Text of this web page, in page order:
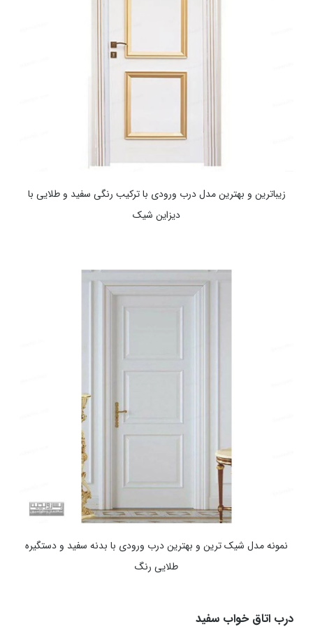
زیباترین و بهترین مدل درب ورودی با ترکیب رنگی سفید و طلایی با
دیزاین شیک
نمونه مدل شیک ترین و بهترین درب ورودی با بدنه سفید و دستگیره
طلایی رنگ
درب اتاق خواب سفید